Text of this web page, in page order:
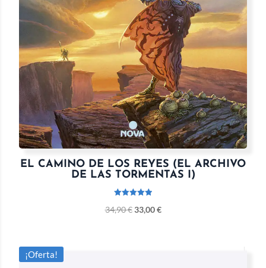
EL CAMINO DE LOS REYES (EL ARCHIVO
DE LAS TORMENTAS I)
con
34,90€ 33,00€
¡Oferta!